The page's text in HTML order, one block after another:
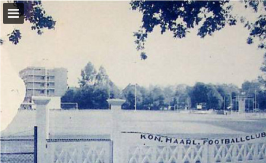
konhfc.nl
Download PDF
Zoeken
Publicatie rapporteren